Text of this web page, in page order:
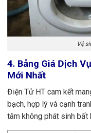
Vệ
4. Bảng Giá Dịch
Mới Nhất
Điện Tử HT cam kết
bạch, hợp lý và cạnh
tâm không phát sinh bất